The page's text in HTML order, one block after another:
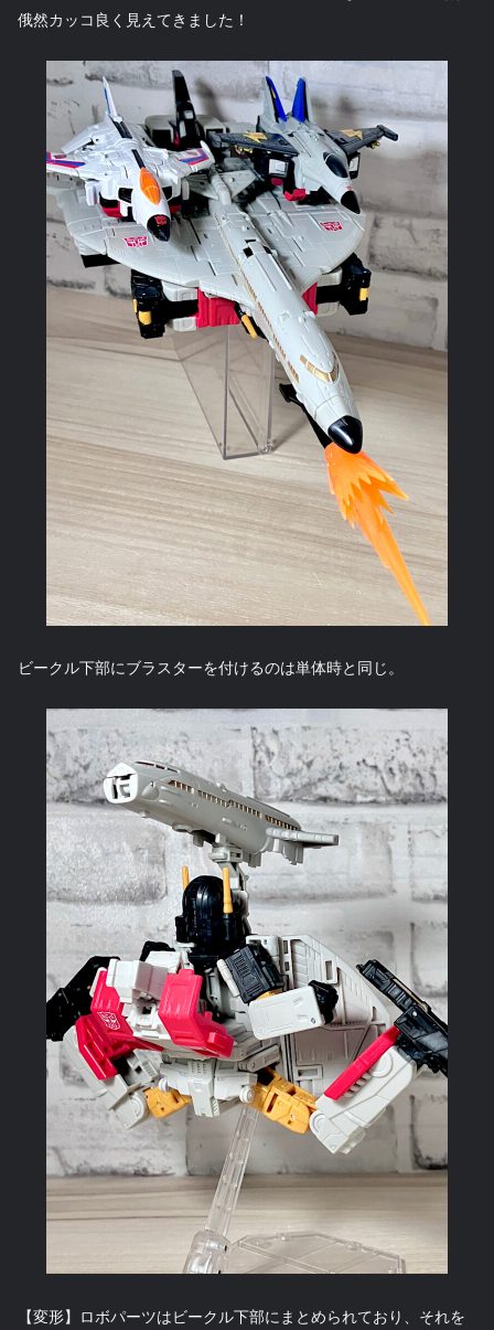
俄然カッコ良く見えてきました！
ビークル下部にブラスターを付けるのは単体時と同じ。
【変形】ロボパーツはビークル下部にまとめられており、それを